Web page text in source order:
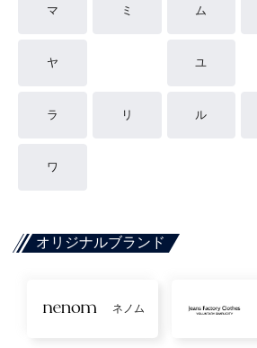
マ ミ ム
ヤ ユ
ラ リ ル
ワ
オリジナルブランド
ネノム